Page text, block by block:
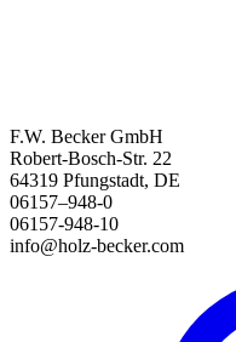
F.W. Becker GmbH
Robert-Bosch-Str. 22
64319 Pfungstadt, DE
06157–948-0
06157-948-10
info@holz-becker.com